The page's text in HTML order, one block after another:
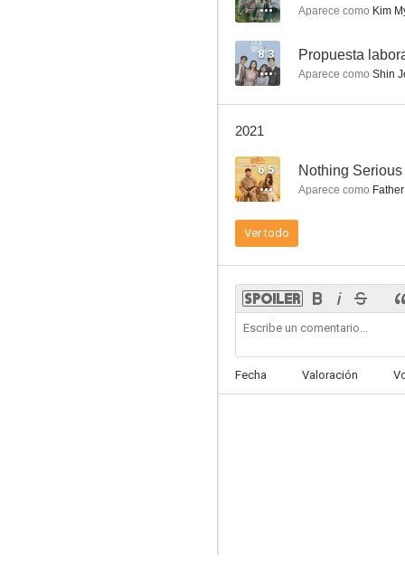
My Strange Hero
7.5
Voice of a Murderer
6.5
Aparece como Kim
8.3 Propuesta
Aparece como Shin
2021
6.5 Nothing Serious
Aparece como Father
Ver todo
Fecha Valoración